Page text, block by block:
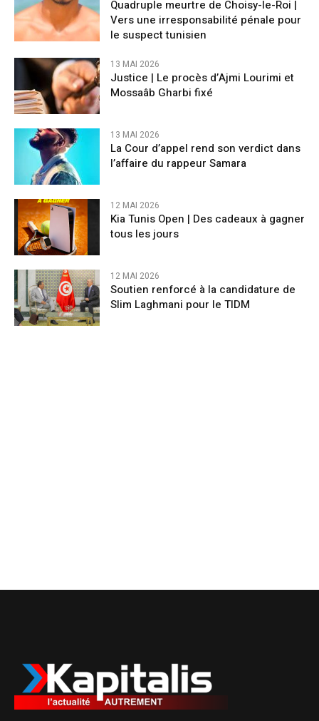
Quadruple meurtre de Choisy-le-Roi |
Vers une irresponsabilité pénale pour
le suspect tunisien
13 MAI 2026
Justice | Le procès d’Ajmi Lourimi et
Mossaâb Gharbi fixé
13 MAI 2026
La Cour d’appel rend son verdict dans
l’affaire du rappeur Samara
12 MAI 2026
Kia Tunis Open | Des cadeaux à gagner
tous les jours
12 MAI 2026
Soutien renforcé à la candidature de
Slim Laghmani pour le TIDM